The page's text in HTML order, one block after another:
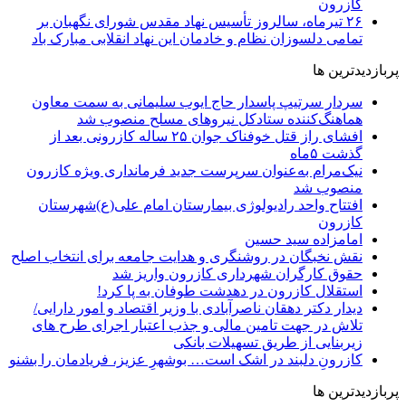
کازرون
۲۶ تیرماه، سالروز تأسیس نهاد مقدس شورای نگهبان بر
تمامی دلسوزان نظام و خادمان این نهاد انقلابی مبارک باد
پربازدیدترین ها
سردار سرتیپ پاسدار حاج ایوب سلیمانی به سمت معاون
هماهنگ‌کننده ستادکل نیروهای مسلح منصوب شد
افشای راز قتل خوفناک جوان ۲۵ ساله کازرونی بعد از
گذشت ۵ماه
نیک‌مرام به‌عنوان سرپرست جدید فرمانداری ویژه کازرون
منصوب شد
افتتاح واحد رادیولوژی بیمارستان امام علی(ع)شهرستان
کازرون
امامزاده سید حسین
نقش نخبگان در روشنگری و هدایت‌ جامعه برای انتخاب اصلح
حقوق کارگران شهرداری کازرون واریز شد
استقلال کازرون در دهدشت طوفان به پا کرد!
دیدار دکتر دهقان ناصرآبادی با وزیر اقتصاد و امور دارایی/
تلاش در جهت تامین مالی و جذب اعتبار اجرای طرح های
زیربنایی از طریق تسهیلات بانکی
کازرونِ دلبند در اشک است… بوشهرِ عزیز، فریادمان را بشنو
پربازدیدترین ها